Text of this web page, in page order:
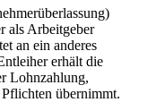
als Arbeitgeber
an ein anderes
erhält die
Lohnzahlung,
übernimmt.